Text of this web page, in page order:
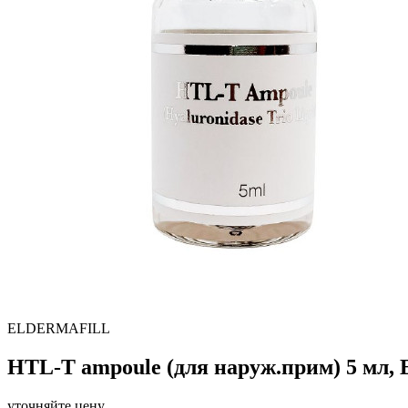
ELDERMAFILL
HTL-T ampoule (для наруж.прим) 5 мл,